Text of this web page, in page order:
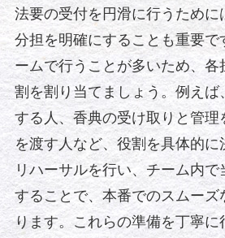
法要の受付を円滑に行うために
分担を明確にすることも重要で
ームで行うことが多いため、各
割を割り当てましょう。例えば
する人、香典の受け取りと管理
を渡す人など、役割を具体的
リハーサルを行い、チーム内
することで、本番でのスムーズ
ります。これらの準備を丁寧に